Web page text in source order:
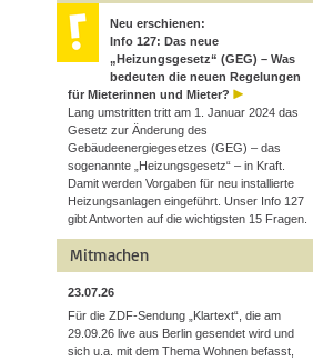
Neu erschienen:
Info 127: Das neue
„Heizungsgesetz“ (GEG) – Was
bedeuten die neuen Regelungen
für Mieterinnen und Mieter?
Lang umstritten tritt am 1. Januar 2024 das
Gesetz zur Änderung des
Gebäudeenergiegesetzes (GEG) – das
sogenannte „Heizungsgesetz“ – in Kraft.
Damit werden Vorgaben für neu installierte
Heizungsanlagen eingeführt. Unser Info 127
gibt Antworten auf die wichtigsten 15 Fragen.
Mitmachen
23.07.26
Für die ZDF-Sendung „Klartext“, die am
29.09.26 live aus Berlin gesendet wird und
sich u.a. mit dem Thema Wohnen befasst,